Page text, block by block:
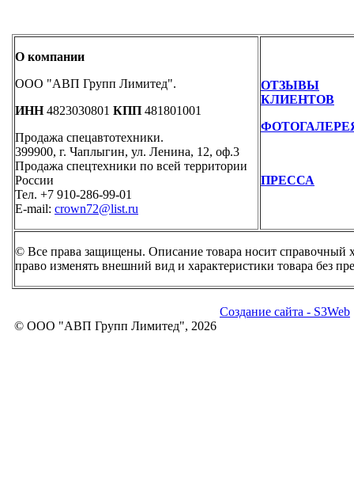
О компании
ООО "АВП Групп Лимитед".
ИНН4823030801 КПП 481801001
Продажа спецавтотехники.
399900, г. Чаплыгин, ул. Ленина, 12, оф.3
Продажа спецтехники по всей территории
России
Тел. +7 910-286-99-01
E-mail: crown72@list.ru
ОТЗЫВЫ
КЛИЕНТОВ
ПРЕССА
© Все права защищены. Описание товара носит справочный
право изменять внешний вид и характеристики товара без
© ООО "АВП Групп Лимитед", 2026
Создание сайта - S3Web